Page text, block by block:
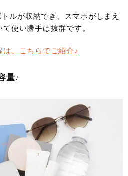
ルが収納でき、スマホがしまえ
使い勝手は抜群です。
、こちらでご紹介♪
量♪